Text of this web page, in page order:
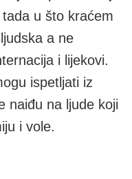
u što kraćem
a ne
i lijekovi.
ispetljati iz
naiđu na ljude koji
i vole.